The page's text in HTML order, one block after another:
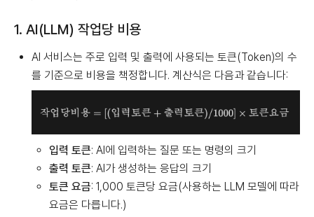
1. AI(LLM) 작업당 비용
AI 서비스는 주로 입력 및 출력에 사용되는 토큰(Token)의 수
를 기준으로 비용을 책정합니다. 계산식은 다음과 같습니다:
입력 토큰: AI에 입력하는 질문 또는 명령의 크기
출력 토큰: AI가 생성하는 응답의 크기
토큰 요금: 1,000 토큰당 요금(사용하는 LLM 모델에 따라
요금은 다릅니다.)‍